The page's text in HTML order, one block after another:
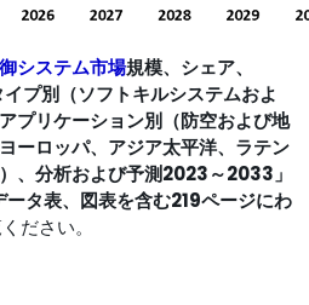
システム市場規模、シェア、
イプ別（ソフトキルシステムおよ
プリケーション別（防空および地
ーロッパ、アジア太平洋、ラテン
、分析および予測2023～2033」
ータ表、図表を含む219ページにわ
ださい。